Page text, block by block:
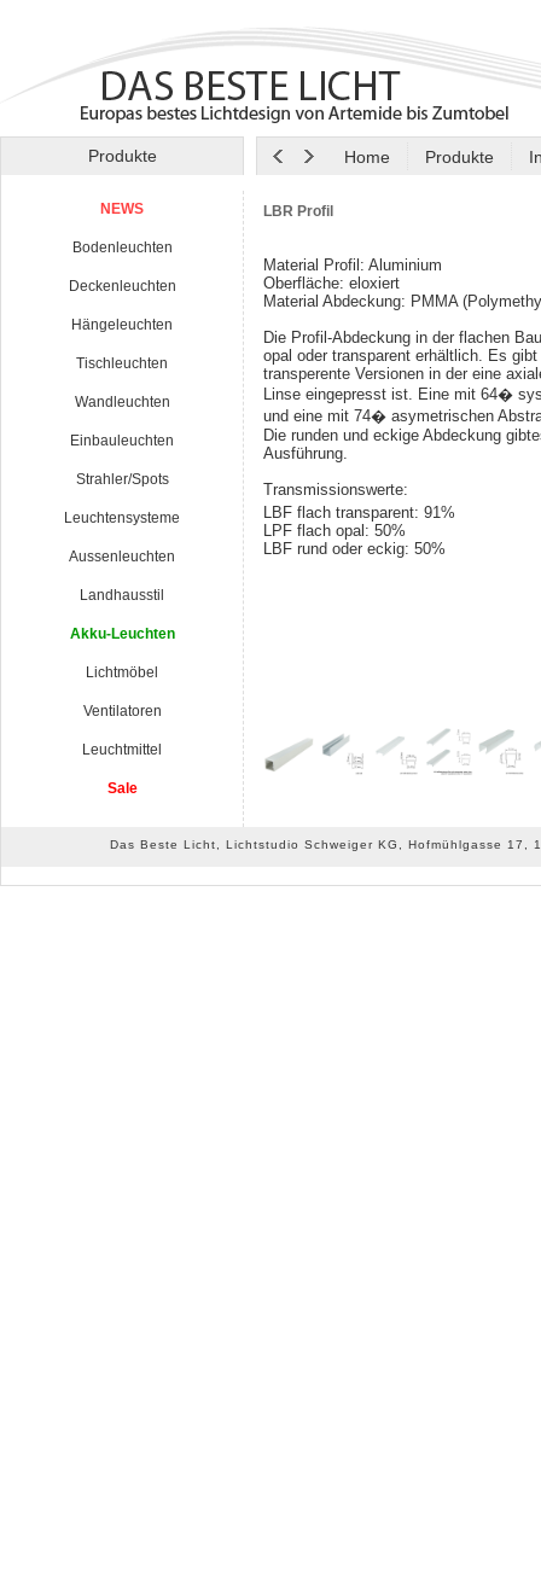
Produkte Home Produkte
NEWS
Bodenleuchten
Deckenleuchten
Hängeleuchten
Tischleuchten
Wandleuchten
Einbauleuchten
Strahler/Spots
Leuchtensysteme
Aussenleuchten
Landhausstil
Akku-Leuchten
Lichtmöbel
Ventilatoren
Leuchtmittel
Sale
LBR Profil
Material Profil: Aluminium
Oberfläche: eloxiert
Material Abdeckung: PMMA
Die Profil-Abdeckung in der flachen
opal oder transparent erhältlich. Es
transperente Versionen in der eine
Linse eingepresst ist. Eine mit 64�
und eine mit 74� asymetrischen
Die runden und eckige Abdeckung
Ausführung.
Transmissionswerte:
LBF flach transparent: 91%
LPF flach opal: 50%
LBF rund oder eckig: 50%
Das Beste Licht, Lichtstudio Schweiger KG, Hofmühlgasse